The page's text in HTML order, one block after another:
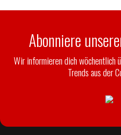
Abonniere
Wir informieren dich wöchentlich
Trends aus der